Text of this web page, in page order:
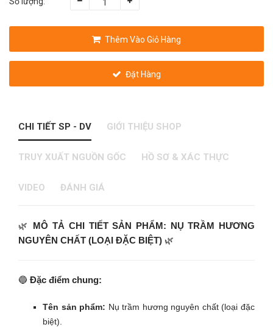
Thêm Vào Giỏ Hàng
Đặt Hàng
CHI TIẾT SP - DV GIỚI THIỆU SHOP
TRUY XUẤT NGUỒN GỐC HỒ SƠ & XÁC THỰC
VIDEO ĐÁNH GIÁ
🌿 MÔ TẢ CHI TIẾT SẢN PHẨM: NỤ TRẦM HƯƠNG
NGUYÊN CHẤT (LOẠI ĐẶC BIỆT) 🌿
🔵 Đặc điểm chung:
Tên sản phẩm: Nụ trầm hương nguyên chất (loại đặc
biệt).